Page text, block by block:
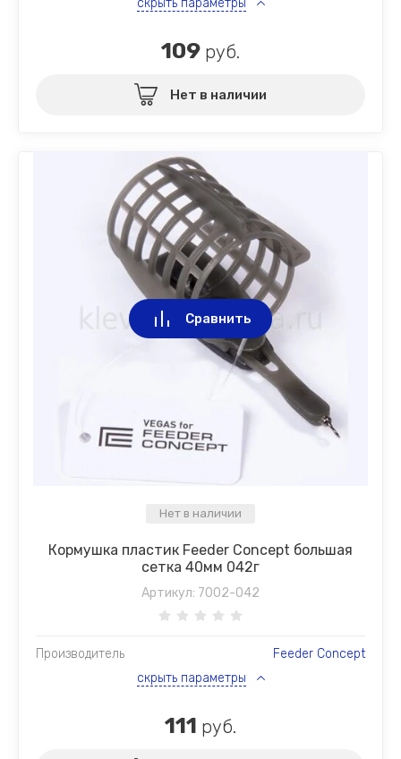
109 руб.
Нет в наличии
Нет в наличии
Кормушка пластик Feeder Concept большая
сетка 40мм 042г
Артикул: 7002-042
Производитель
Feeder Concept
скрыть параметры
Сравнить
111 руб.